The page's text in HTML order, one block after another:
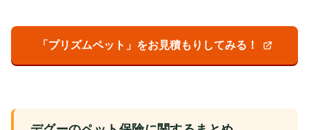
「プリズムペット」をお見積もりしてみる！